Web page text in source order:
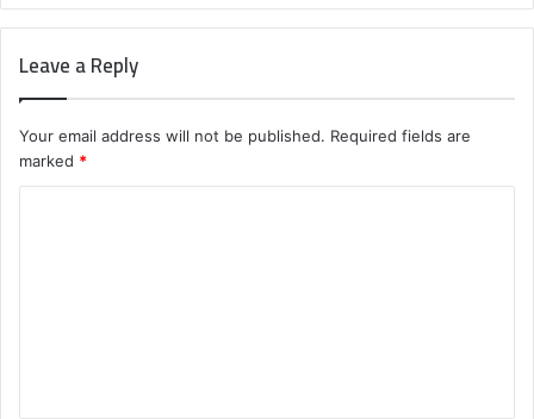
Leave a Reply
Your email address will not be published. Required fields are
marked *